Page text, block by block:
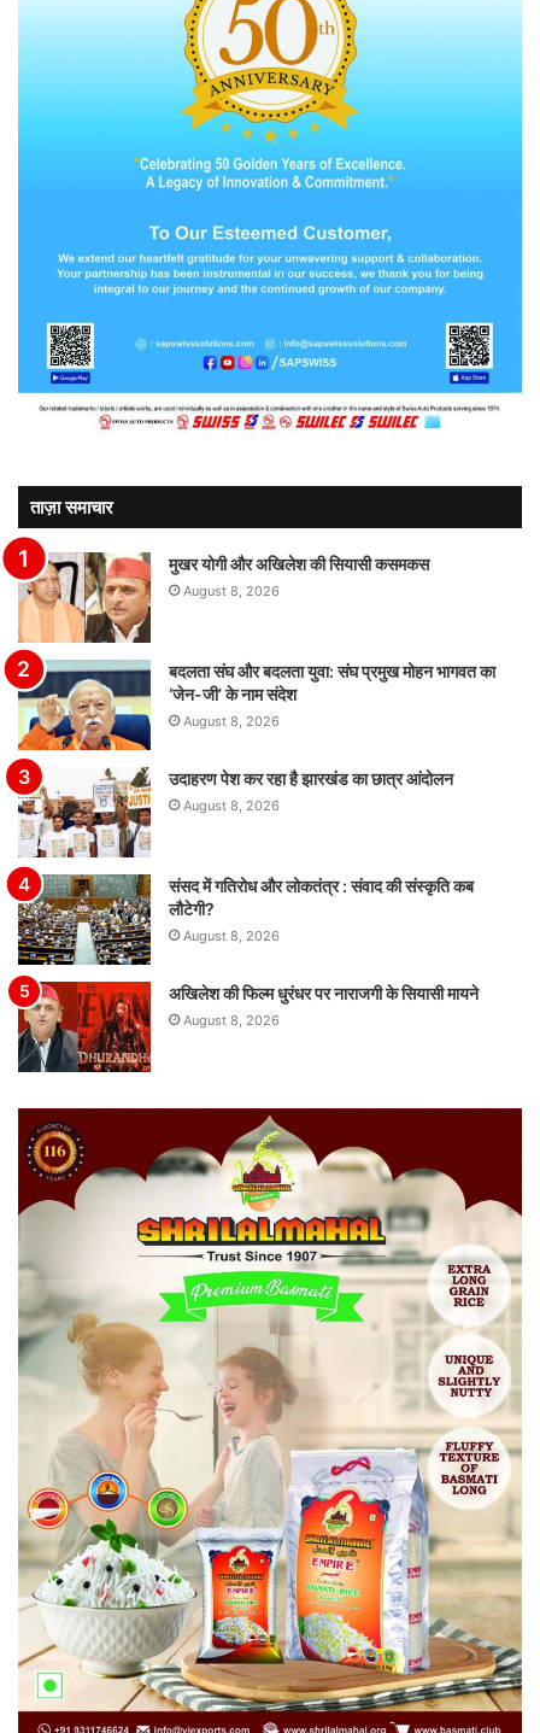
ताज़ा समाचार
मुखर योगी और अखिलेश की सियासी कसमकस
August 8, 2026
बदलता संघ और बदलता युवा: संघ प्रमुख मोहन भागवत का
‘जेन-जी’ के नाम संदेश
August 8, 2026
उदाहरण पेश कर रहा है झारखंड का छात्र आंदोलन
August 8, 2026
संसद में गतिरोध और लोकतंत्र : संवाद की संस्कृति कब
लौटेगी?
August 8, 2026
अखिलेश की फिल्म धुरंधर पर नाराजगी के सियासी मायने
August 8, 2026